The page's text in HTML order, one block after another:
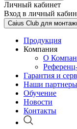
Личный кабинет
Вход в личный
Caius Club для
Продукция
Компания
О
Гарантия и
Наши партнеры
Обучение
Новости
Контакты